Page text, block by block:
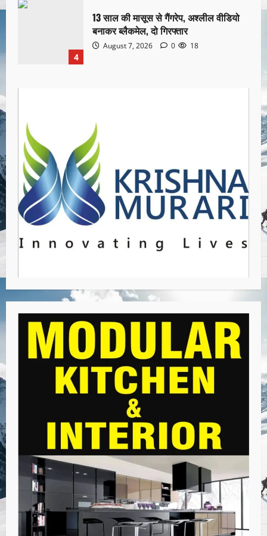
4
13 साल की मासूस से गैंगरेप, अश्लील वीडियो
बनाकर ब्लैकमेल, दो गिरफ्तार
August 7, 2026 0 18